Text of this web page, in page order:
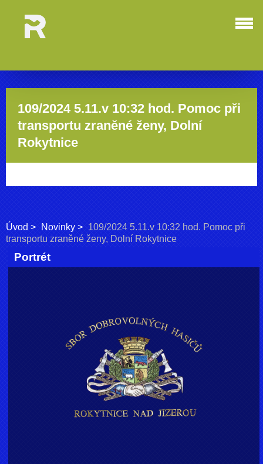
109/2024 5.11.v 10:32 hod. Pomoc při
transportu zraněné ženy, Dolní
Rokytnice
Úvod Novinky
109/2024 5.11.v 10:32 hod. Pomoc při
transportu zraněné ženy, Dolní Rokytnice
Portrét